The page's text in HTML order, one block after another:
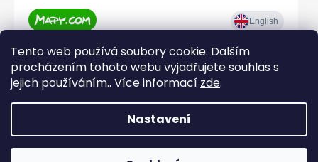
Tento web používá soubory cookie. Dalším
procházením tohoto webu vyjadřujete souhlas s
jejich používáním.. Více informací zde.
Nastavení
Vytvořil Shoptet |
Realizoval Appgrade